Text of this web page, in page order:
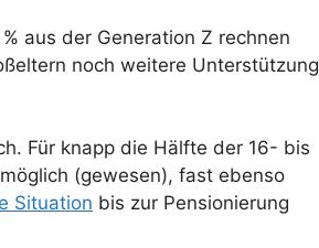
aus der Generation Z rechnen
noch weitere Unterstützung
Für knapp die Hälfte der 16- bis
(gewesen), fast ebenso
Situation bis zur Pensionierung